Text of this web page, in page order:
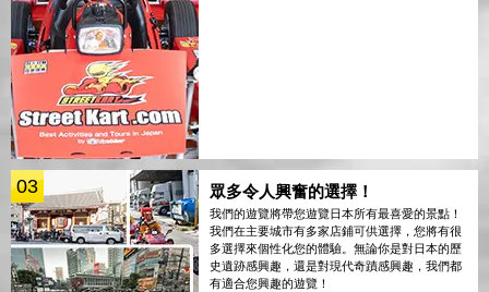
03 眾多令人興奮的選擇！
我們的遊覽將帶您遊覽日本所有最喜愛的景點！
我們在主要城市有多家店鋪可供選擇，您將有很
多選擇來個性化您的體驗。無論你是對日本的歷
史遺跡感興趣，還是對現代奇蹟感興趣，我們都
有適合您興趣的遊覽！